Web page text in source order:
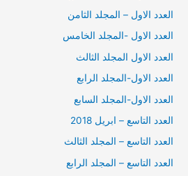
العدد الاول – المجلد الثامن
العدد الاول -المجلد الخامس
العدد الاول المجلد الثالث
العدد الاول-المجلد الرابع
العدد الاول-المجلد السابع
العدد التاسع – ابريل 2018
العدد التاسع – المجلد الثالث
العدد التاسع – المجلد الرابع